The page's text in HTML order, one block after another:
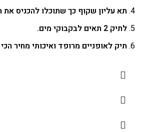
תא עליון שקוף כך שתוכלו להכניס
לתיק 2 תאים לבקבוקי מים.
תיק לאופניים מרופד ואיכותי מחיר